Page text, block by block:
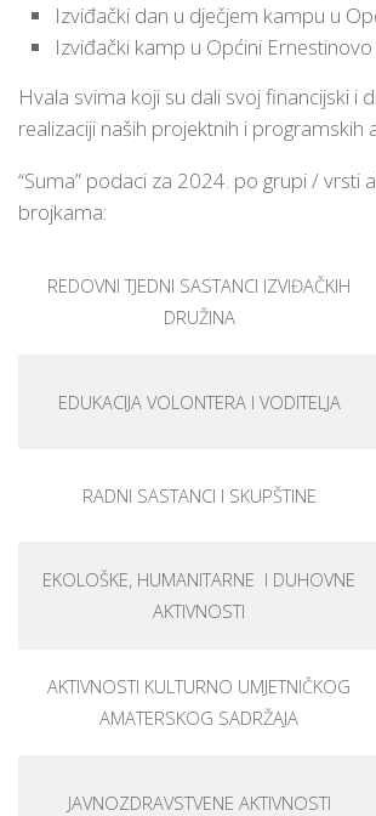
Izviđački dan u dječjem kampu u
Izviđački kamp u Općini Ernestinovo
Hvala svima koji su dali svoj financijski i
realizaciji naših projektnih i programskih
“Suma” podaci za 2024. po grupi / vrsti
brojkama:
REDOVNI TJEDNI SASTANCI IZVIĐAČKIH
DRUŽINA
EDUKACIJA VOLONTERA I VODITELJA
RADNI SASTANCI I SKUPŠTINE
EKOLOŠKE, HUMANITARNE I DUHOVNE
AKTIVNOSTI
AKTIVNOSTI KULTURNO UMJETNIČKOG
AMATERSKOG SADRŽAJA
JAVNOZDRAVSTVENE AKTIVNOSTI